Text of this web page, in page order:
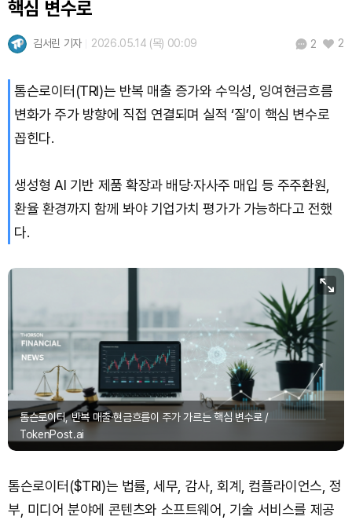
핵심 변수로
김서린 기자 2026.05.14 (목) 00:09 2 2
톰슨로이터(TRI)는 반복 매출 증가와 수익성, 잉여현금흐름
변화가 주가 방향에 직접 연결되며 실적 ‘질’이 핵심 변수로
꼽힌다.
생성형 AI 기반 제품 확장과 배당·자사주 매입 등 주주환원,
환율 환경까지 함께 봐야 기업가치 평가가 가능하다고 전했
다.
톰슨로이터, 반복 매출·현금흐름이 주가 가르는 핵심 변수로 /
TokenPost.ai
톰슨로이터($TRI)는 법률, 세무, 감사, 회계, 컴플라이언스, 정
부, 미디어 분야에 콘텐츠와 소프트웨어, 기술 서비스를 제공